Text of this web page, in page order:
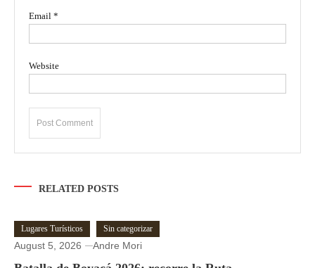
Email *
Website
RELATED POSTS
Lugares Turísticos Sin categorizar
August 5, 2026 Andre Mori